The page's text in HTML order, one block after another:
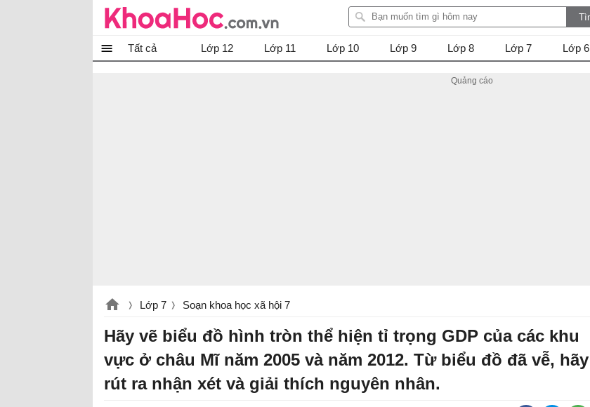
Tất cả Lớp 12 Lớp 11 Lớp 10 Lớp 9 Lớp 8 Lớp 7 Lớp 6
Lớp 7 Soạn khoa học xã hội 7
Hãy vẽ biểu đồ hình tròn thể hiện tỉ trọng GDP của các khu
vực ở châu Mĩ năm 2005 và năm 2012. Từ biểu đồ đã vễ, hãy
rút ra nhận xét và giải thích nguyên nhân.